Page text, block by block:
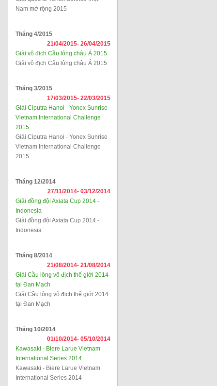
Nam mở rộng 2015
Tháng 4/2015
21/04/2015- 26/04/2015
Giải vô địch Cầu lông châu Á 2015
Giải vô địch Cầu lông châu Á 2015
Tháng 3/2015
17/03/2015- 22/03/2015
Giải Ciputra Hanoi - Yonex Sunrise
Vietnam International Challenge
2015
Giải Ciputra Hanoi - Yonex Sunrise
Vietnam International Challenge
2015
Tháng 12/2014
27/11/2014- 03/12/2014
Giải đồng đội Axiata Cup 2014 -
Indonesia
Giải đồng đội Axiata Cup 2014 -
Indonesia
Tháng 8/2014
21/08/2014- 21/08/2014
Giải Cầu lông vô địch thế giới 2014
tại Đan Mạch
Giải Cầu lông vô địch thế giới 2014
tại Đan Mạch
Tháng 10/2014
01/10/2014- 05/10/2014
Kawasaki - Biere Larue Vietnam
International Series 2014
Kawasaki - Biere Larue Vietnam
International Series 2014